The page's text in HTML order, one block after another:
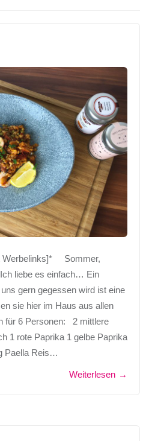
Werbelinks]* Sommer,
liebe es einfach… Ein
gern gegessen wird ist eine
sie hier im Haus aus allen
für 6 Personen: 2 mittlere
1 rote Paprika 1 gelbe Paprika
Paella Reis…
Weiterlesen →